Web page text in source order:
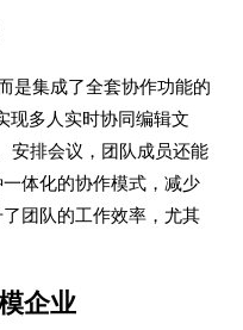
是集成了全套协作功能的
现多人实时协同编辑文
安排会议，团队成员还能
体化的协作模式，减少
团队的工作效率，尤其
企业